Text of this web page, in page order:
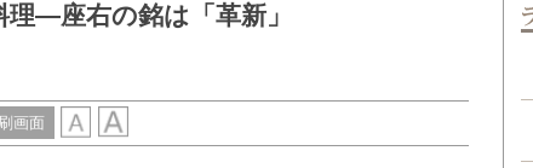
―座右の銘は「革新」
画面